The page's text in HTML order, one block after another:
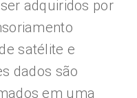
adquiridos por
satélite e
dados são
em uma